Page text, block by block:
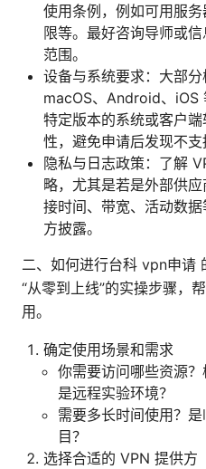
使用条例，例如可用服
限等。最好咨询导师或
范围。
设备与系统要求：大部
macOS、Android、iOS
特定版本的系统或客户
性，避免申请后发现不支
隐私与日志政策：了解
略，尤其是若是外部供
接时间、带宽、活动数
方披露。
二、如何进行台科 vpn申请
“从零到上线”的实操步骤，
用。
确定使用场景和需求
你需要访问哪些资源
是远程实验环境？
需要多长时间使用？
目？
选择合适的 VPN 提供方